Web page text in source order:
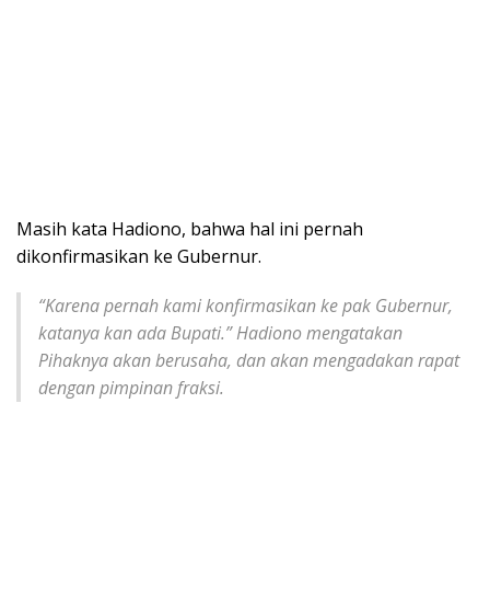
Masih kata Hadiono, bahwa hal ini pernah
dikonfirmasikan ke Gubernur.
“Karena pernah kami konfirmasikan ke pak Gubernur,
katanya kan ada Bupati.” Hadiono mengatakan
Pihaknya akan berusaha, dan akan mengadakan rapat
dengan pimpinan fraksi.